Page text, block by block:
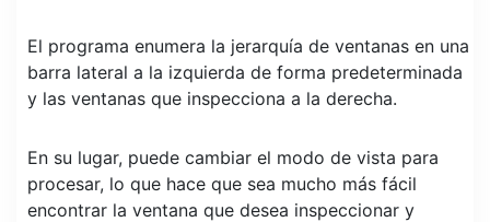
El programa enumera la jerarquía de ventanas en una
barra lateral a la izquierda de forma predeterminada
y las ventanas que inspecciona a la derecha.
En su lugar, puede cambiar el modo de vista para
procesar, lo que hace que sea mucho más fácil
encontrar la ventana que desea inspeccionar y